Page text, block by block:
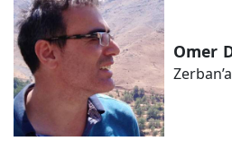
Omer